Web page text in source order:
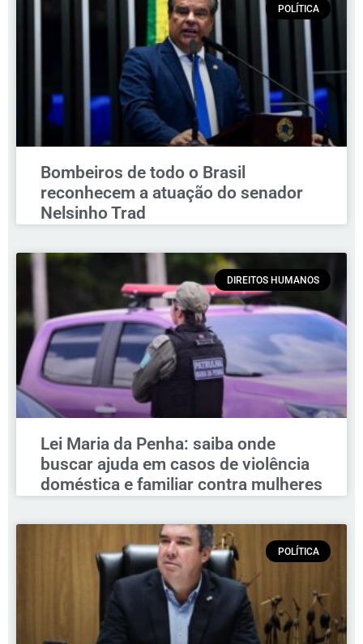
POLÍTICA
Bombeiros de todo o Brasil
reconhecem a atuação do senador
Nelsinho Trad
DIREITOS HUMANOS
Lei Maria da Penha: saiba onde
buscar ajuda em casos de violência
doméstica e familiar contra mulheres
POLÍTICA